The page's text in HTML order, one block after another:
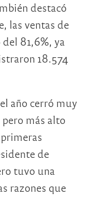
destacó
las ventas de
81,6%, ya
18.574
año cerró muy
más alto
de
tuvo una
razones que